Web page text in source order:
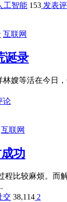
工智能 153 发表
互联网
诞录
嫂等活在今日
论
互联网
功
比较麻烦。而
交 38,114 2